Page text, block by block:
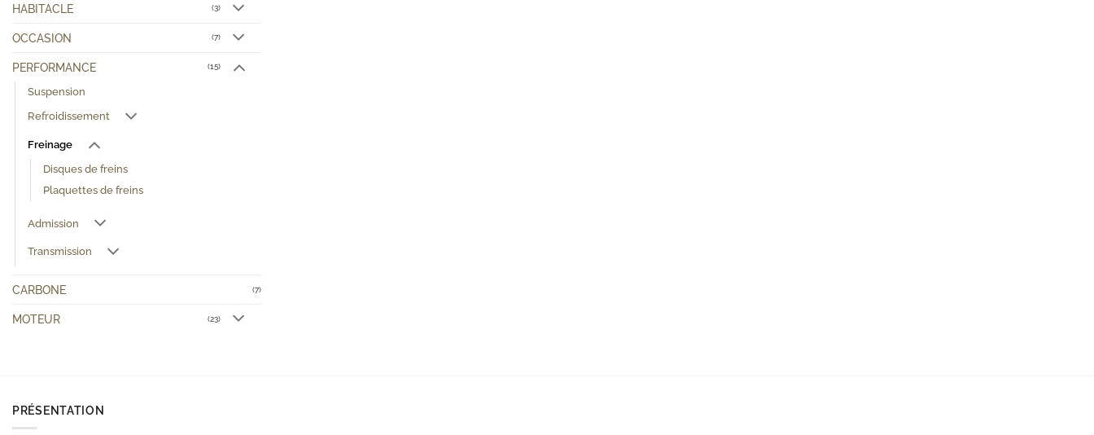
HABITACLE (3)
OCCASION (7)
PERFORMANCE (15)
Suspension
Refroidissement
Freinage
Disques de freins
Plaquettes de freins
Admission
Transmission
CARBONE (7)
MOTEUR (23)
PRÉSENTATION